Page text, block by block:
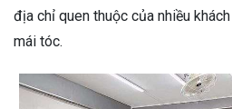
địa chỉ quen thuộc của nhiều
mái tóc.